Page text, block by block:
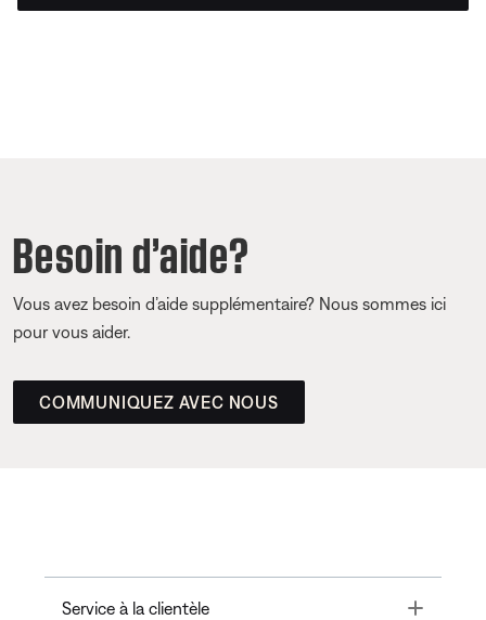
Besoin d’aide?
Vous avez besoin d’aide supplémentaire? Nous sommes ici
pour vous aider.
COMMUNIQUEZ AVEC NOUS
Service à la clientèle Toggle